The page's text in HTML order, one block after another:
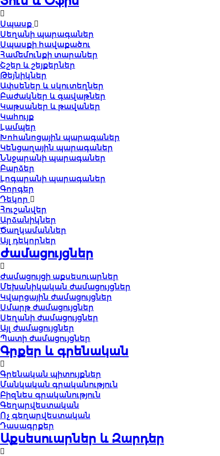
Սպասք
Սեղանի պարագաներ
Սպասքի հավաքածու
Համեմունքի տարաներ
Շշեր և շեյքերներ
Թեյնիկներ
Ափսեներ և սկուտեղներ
Բաժակներ և գավաթներ
Կաթսաներ և թավաներ
Կահույք
Լամպեր
Խոհանոցային պարագաներ
Կենցաղային պարագաներ
Ննջարանի պարագաներ
Բարձեր
Լոգարանի պարագաներ
Գորգեր
Դեկոր
Հուշանվեր
Արձանիկներ
Ծաղկամաններ
Այլ դեկորներ
Ժամացույցներ
Ժամացույցի աքսեսուարներ
Մեխանիկական ժամացույցներ
Կվարցային ժամացույցներ
Սմարթ ժամացույցներ
Սեղանի ժամացույցներ
Այլ ժամացույցներ
Պատի ժամացույցներ
Գրքեր և գրենական
Գրենական պիտույքներ
Մանկական գրականություն
Բիզնես գրականություն
Գեղարվեստական
Ոչ գեղարվեստական
Դասագրքեր
Աքսեսուարներ և Զարդեր